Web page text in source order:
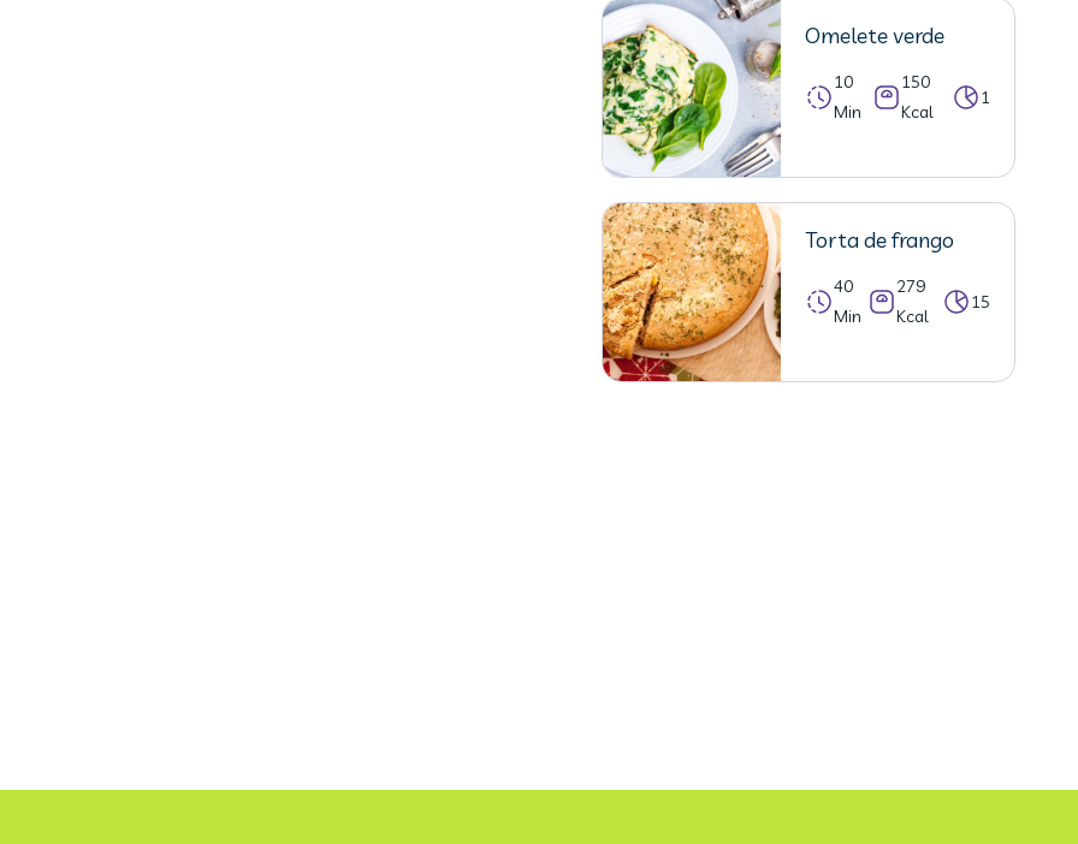
Omelete verde
10
Min
150
Kcal
1
Torta de frango
40
Min
279
Kcal
15